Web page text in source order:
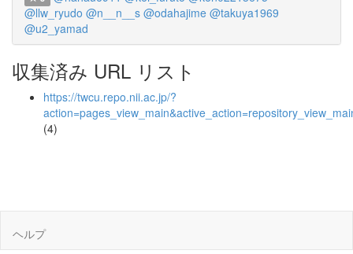
@llw_ryudo @n__n__s @odahajime @takuya1969
@u2_yamad
収集済み URL リスト
https://twcu.repo.nii.ac.jp/?
(4)
ヘルプ